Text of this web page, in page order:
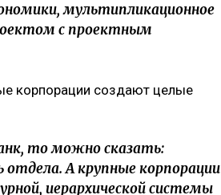
мультипликационное
с проектным
корпорации создают целые
то можно сказать:
А крупные корпорации
иерархической системы